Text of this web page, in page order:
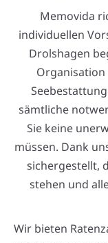
Memovida
individuellen
Drolshagen
Organisation
sämtliche
Sie keine
müssen. Dank
sichergestellt,
stehen und
Wir bieten